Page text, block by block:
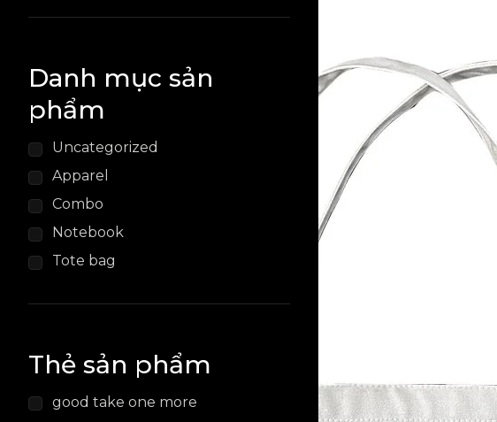
Danh mục sản
phẩm
Uncategorized
Apparel
Combo
Notebook
Tote bag
Thẻ sản phẩm
good take one more